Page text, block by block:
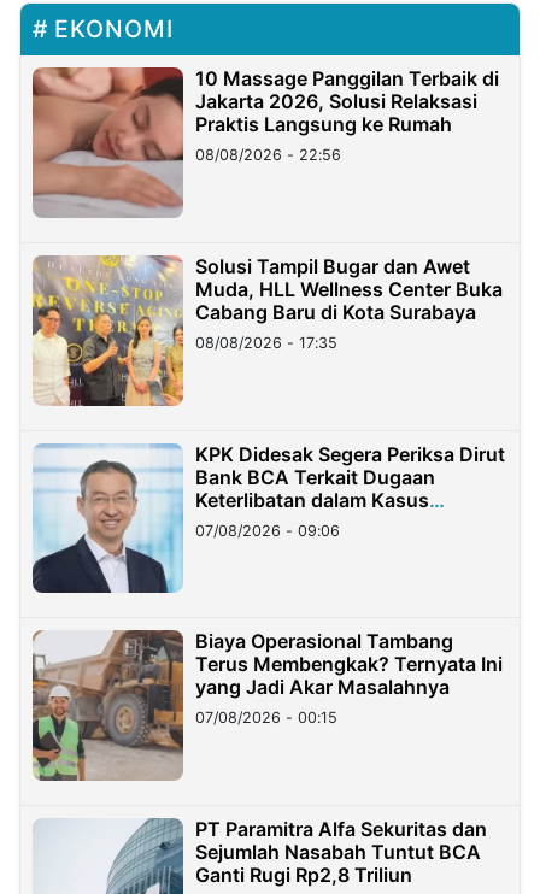
EKONOMI
10 Massage Panggilan Terbaik di
Jakarta 2026, Solusi Relaksasi
Praktis Langsung ke Rumah
08/08/2026 - 22:56
Solusi Tampil Bugar dan Awet
Muda, HLL Wellness Center Buka
Cabang Baru di Kota Surabaya
08/08/2026 - 17:35
KPK Didesak Segera Periksa Dirut
Bank BCA Terkait Dugaan
Keterlibatan dalam Kasus
Hilangnya Dana Nasabah Rp2,58
Miliar
07/08/2026 - 09:06
Biaya Operasional Tambang
Terus Membengkak? Ternyata Ini
yang Jadi Akar Masalahnya
07/08/2026 - 00:15
PT Paramitra Alfa Sekuritas dan
Sejumlah Nasabah Tuntut BCA
Ganti Rugi Rp2,8 Triliun